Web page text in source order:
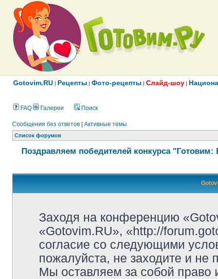
Gotovim.RU | Рецепты | Фото-рецепты | Слайд-шоу |
FAQ Галереи Поиск
Сообщения без ответов Активные темы
Список форумов
Поздравляем победителей конкурса
Заходя на конференцию
«Gotovim.RU», «http://
согласие со следующими
пожалуйста, не заходите и
Мы оставляем за собой право